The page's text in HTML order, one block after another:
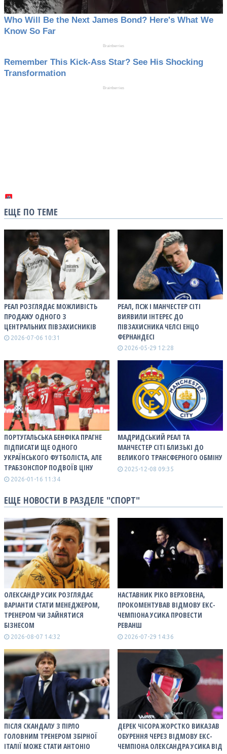
ЕЩЕ ПО ТЕМЕ
РЕАЛ РОЗГЛЯДАЄ МОЖЛИВІСТЬ
ПРОДАЖУ ОДНОГО З
ЦЕНТРАЛЬНИХ ПІВЗАХИСНИКІВ
2026-07-06 10:31
РЕАЛ, ПСЖ І МАНЧЕСТЕР СІТІ
ВИЯВИЛИ ІНТЕРЕС ДО
ПІВЗАХИСНИКА ЧЕЛСІ ЕНЦО
ФЕРНАНДЕСІ
2026-05-29 12:28
ПОРТУГАЛЬСЬКА БЕНФІКА ПРАГНЕ
ПІДПИСАТИ ЩЕ ОДНОГО
УКРАЇНСЬКОГО ФУТБОЛІСТА, АЛЕ
ТРАБЗОНСПОР ПОДВОЇВ ЦІНУ
2026-01-16 11:34
МАДРИДСЬКИЙ РЕАЛ ТА
МАНЧЕСТЕР СІТІ БЛИЗЬКІ ДО
ВЕЛИКОГО ТРАНСФЕРНОГО ОБМІНУ
2025-12-08 09:35
ЕЩЕ НОВОСТИ В РАЗДЕЛЕ "СПОРТ"
ОЛЕКСАНДР УСИК РОЗГЛЯДАЄ
ВАРІАНТИ СТАТИ МЕНЕДЖЕРОМ,
ТРЕНЕРОМ ЧИ ЗАЙНЯТИСЯ
БІЗНЕСОМ
2026-08-07 14:32
НАСТАВНИК РІКО ВЕРХОВЕНА,
ПРОКОМЕНТУВАВ ВІДМОВУ ЕКС-
ЧЕМПІОНА УСИКА ПРОВЕСТИ
РЕВАНШ
2026-07-29 14:36
ПІСЛЯ СКАНДАЛУ З ПІРЛО
ГОЛОВНИМ ТРЕНЕРОМ ЗБІРНОЇ
ІТАЛІЇ МОЖЕ СТАТИ АНТОНІО
ДЕРЕК ЧІСОРА ЖОРСТКО ВИКАЗАВ
ОБУРЕННЯ ЧЕРЕЗ ВІДМОВУ ЕКС-
ЧЕМПІОНА ОЛЕКСАНДРА УСИКА ВІД